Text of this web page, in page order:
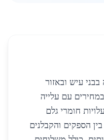
עיש ובאזור
עם עלייה
5-10% בשל עלויות חומרי גלם
הספקים והקבלנים